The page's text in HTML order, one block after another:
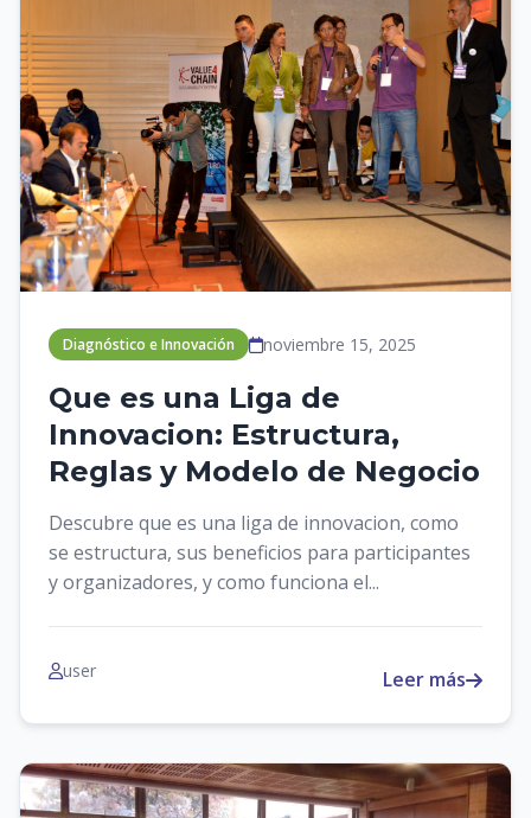
Diagnóstico e Innovación noviembre 15, 2025
Que es una Liga de
Innovacion: Estructura,
Reglas y Modelo de Negocio
Descubre que es una liga de innovacion, como
se estructura, sus beneficios para participantes
y organizadores, y como funciona el...
user Leer más